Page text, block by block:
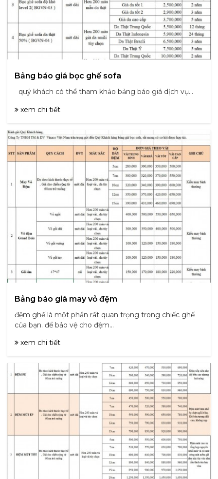
Bảng báo giá bọc ghế sofa
quý khách có thể tham khảo bảng báo giá dịch vụ...
xem chi tiết
Bảng báo giá may vỏ đệm
đệm ghế là một phần rất quan trọng trong chiếc ghế
của bạn. để bảo vệ cho đệm...
xem chi tiết